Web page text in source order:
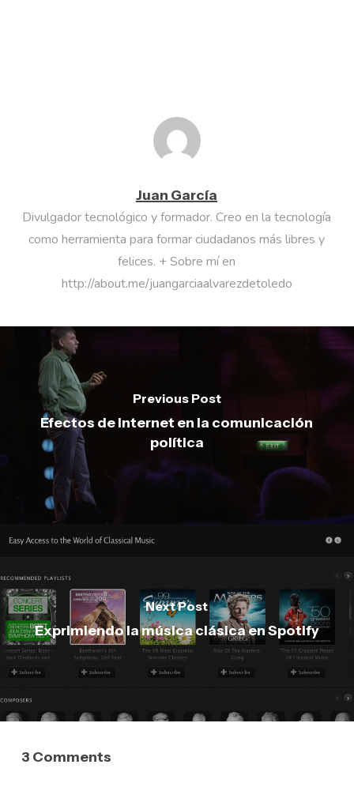
Juan García
Divulgador tecnológico y formador. Creo en la tecnología
como herramienta para formar ciudadanos más libres y
felices. + Sobre mí en
http://about.me/juangarciaalvarezdetoledo
Previous Post
Efectos de Internet en la comunicación
política
Next Post
Exprimiendo la música clásica en Spotify
3 Comments